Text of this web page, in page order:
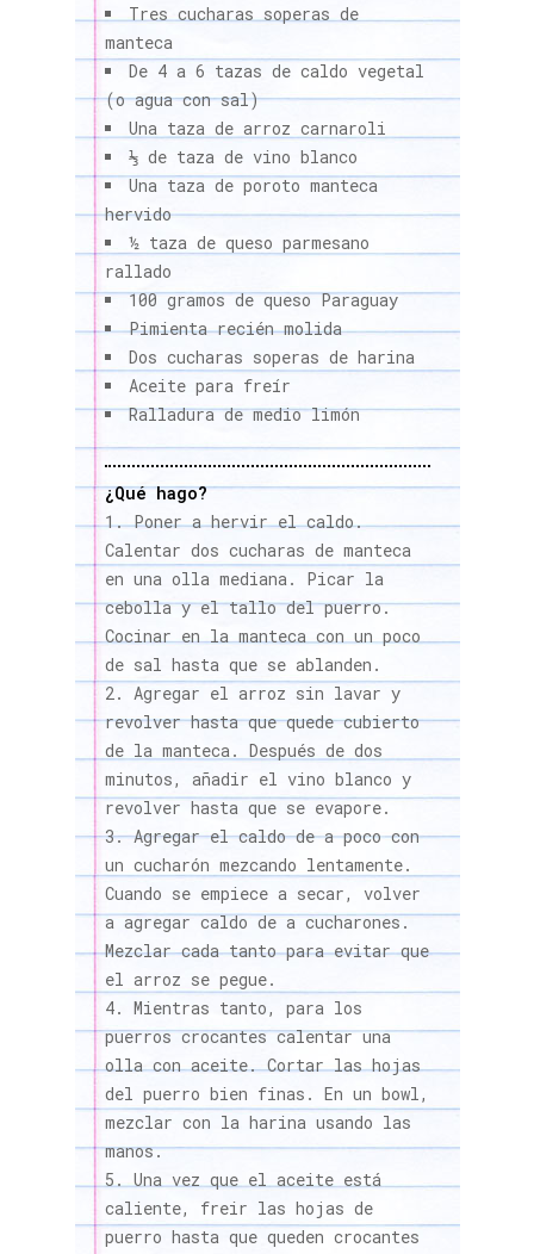
Tres cucharas soperas de
manteca
De 4 a 6 tazas de caldo vegetal
(o agua con sal)
Una taza de arroz carnaroli
⅓ de taza de vino blanco
Una taza de poroto manteca
hervido
½ taza de queso parmesano
rallado
100 gramos de queso Paraguay
Pimienta recién molida
Dos cucharas soperas de harina
Aceite para freír
Ralladura de medio limón
¿Qué hago?
Poner a hervir el caldo.
Calentar dos cucharas de manteca
en una olla mediana. Picar la
cebolla y el tallo del puerro.
Cocinar en la manteca con un poco
de sal hasta que se ablanden.
Agregar el arroz sin lavar y
revolver hasta que quede cubierto
de la manteca. Después de dos
minutos, añadir el vino blanco y
revolver hasta que se evapore.
Agregar el caldo de a poco con
un cucharón mezcando lentamente.
Cuando se empiece a secar, volver
a agregar caldo de a cucharones.
Mezclar cada tanto para evitar que
el arroz se pegue.
Mientras tanto, para los
puerros crocantes calentar una
olla con aceite. Cortar las hojas
del puerro bien finas. En un bowl,
mezclar con la harina usando las
manos.
Una vez que el aceite está
caliente, freir las hojas de
puerro hasta que queden crocantes